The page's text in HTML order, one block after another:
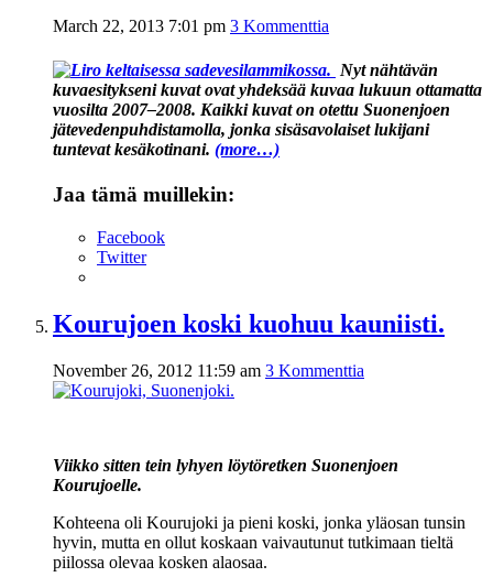
March 22, 2013 7:01 pm 3 Kommenttia
Nyt nähtävän
kuvaesitykseni kuvat ovat yhdeksää kuvaa lukuun ottamatta
vuosilta 2007–2008. Kaikki kuvat on otettu Suonenjoen
jätevedenpuhdistamolla, jonka sisäsavolaiset lukijani
tuntevat kesäkotinani. (more…)
Jaa tämä muillekin:
Facebook
Twitter
Kourujoen koski kuohuu kauniisti.
November 26, 2012 11:59 am 3 Kommenttia
Viikko sitten tein lyhyen löytöretken Suonenjoen
Kourujoelle.
Kohteena oli Kourujoki ja pieni koski, jonka yläosan tunsin
hyvin, mutta en ollut koskaan vaivautunut tutkimaan tieltä
piilossa olevaa kosken alaosaa.